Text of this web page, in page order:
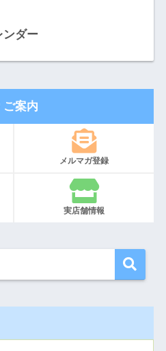
ンダー
ご案内
メルマガ登録
実店舗情報